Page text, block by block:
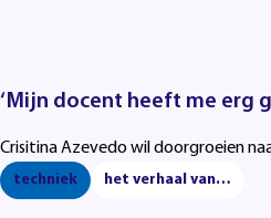
‘Mijn docent heeft me erg
Crisitina Azevedo wil doorgroeien
techniek het verhaal van…